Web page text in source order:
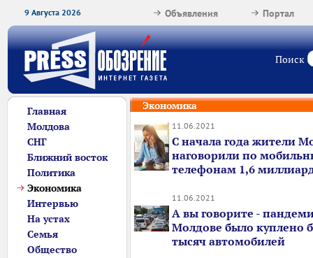
9 Августа 2026 Портал
Объявления
Поиск
Главная
Молдова
СНГ
Ближний восток
Политика
Экономика
Интервью
На устах
Семья
Общество
Экономика
11.06.2021
С начала года жители
наговорили по
телефонам 1,6
11.06.2021
А вы говорите -
Молдове было куплено
тысяч автомобилей